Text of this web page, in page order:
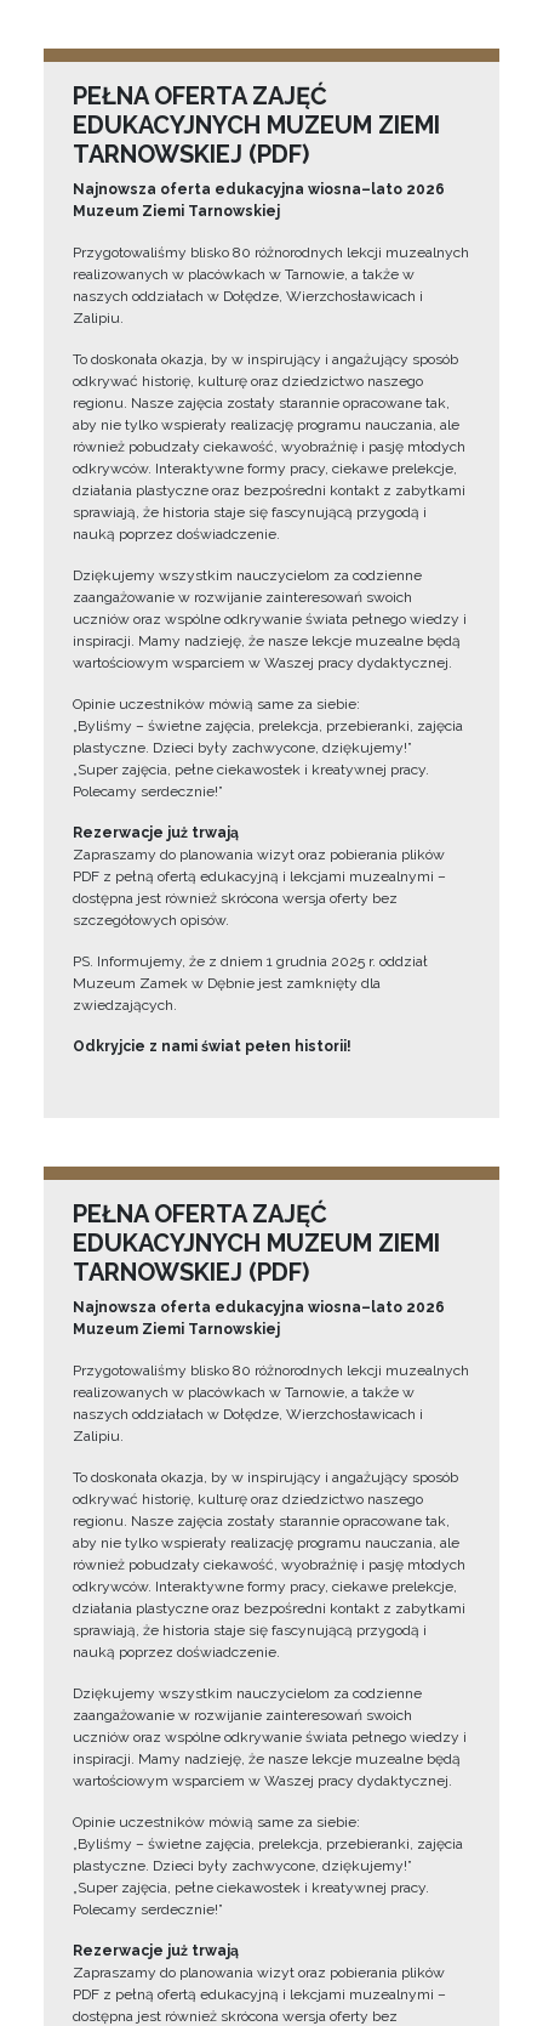
PEŁNA OFERTA ZAJĘĆ
EDUKACYJNYCH MUZEUM ZIEMI
TARNOWSKIEJ (PDF)
Najnowsza oferta edukacyjna wiosna–lato 2026
Muzeum Ziemi Tarnowskiej
Przygotowaliśmy blisko 80 różnorodnych lekcji muzealnych
realizowanych w placówkach w Tarnowie, a także w
naszych oddziałach w Dołędze, Wierzchosławicach i
Zalipiu.
To doskonała okazja, by w inspirujący i angażujący sposób
odkrywać historię, kulturę oraz dziedzictwo naszego
regionu. Nasze zajęcia zostały starannie opracowane tak,
aby nie tylko wspierały realizację programu nauczania, ale
również pobudzały ciekawość, wyobraźnię i pasję młodych
odkrywców. Interaktywne formy pracy, ciekawe prelekcje,
działania plastyczne oraz bezpośredni kontakt z zabytkami
sprawiają, że historia staje się fascynującą przygodą i
nauką poprzez doświadczenie.
Dziękujemy wszystkim nauczycielom za codzienne
zaangażowanie w rozwijanie zainteresowań swoich
uczniów oraz wspólne odkrywanie świata pełnego wiedzy i
inspiracji. Mamy nadzieję, że nasze lekcje muzealne będą
wartościowym wsparciem w Waszej pracy dydaktycznej.
Opinie uczestników mówią same za siebie:
„Byliśmy – świetne zajęcia, prelekcja, przebieranki, zajęcia
plastyczne. Dzieci były zachwycone, dziękujemy!”
„Super zajęcia, pełne ciekawostek i kreatywnej pracy.
Polecamy serdecznie!”
Rezerwacje już trwają
Zapraszamy do planowania wizyt oraz pobierania plików
PDF z pełną ofertą edukacyjną i lekcjami muzealnymi –
dostępna jest również skrócona wersja oferty bez
szczegółowych opisów.
PS. Informujemy, że z dniem 1 grudnia 2025 r. oddział
Muzeum Zamek w Dębnie jest zamknięty dla
zwiedzających.
Odkryjcie z nami świat pełen historii!
PEŁNA OFERTA ZAJĘĆ
EDUKACYJNYCH MUZEUM ZIEMI
TARNOWSKIEJ (PDF)
Najnowsza oferta edukacyjna wiosna–lato 2026
Muzeum Ziemi Tarnowskiej
Przygotowaliśmy blisko 80 różnorodnych lekcji muzealnych
realizowanych w placówkach w Tarnowie, a także w
naszych oddziałach w Dołędze, Wierzchosławicach i
Zalipiu.
To doskonała okazja, by w inspirujący i angażujący sposób
odkrywać historię, kulturę oraz dziedzictwo naszego
regionu. Nasze zajęcia zostały starannie opracowane tak,
aby nie tylko wspierały realizację programu nauczania, ale
również pobudzały ciekawość, wyobraźnię i pasję młodych
odkrywców. Interaktywne formy pracy, ciekawe prelekcje,
działania plastyczne oraz bezpośredni kontakt z zabytkami
sprawiają, że historia staje się fascynującą przygodą i
nauką poprzez doświadczenie.
Dziękujemy wszystkim nauczycielom za codzienne
zaangażowanie w rozwijanie zainteresowań swoich
uczniów oraz wspólne odkrywanie świata pełnego wiedzy i
inspiracji. Mamy nadzieję, że nasze lekcje muzealne będą
wartościowym wsparciem w Waszej pracy dydaktycznej.
Opinie uczestników mówią same za siebie:
„Byliśmy – świetne zajęcia, prelekcja, przebieranki, zajęcia
plastyczne. Dzieci były zachwycone, dziękujemy!”
„Super zajęcia, pełne ciekawostek i kreatywnej pracy.
Polecamy serdecznie!”
Rezerwacje już trwają
Zapraszamy do planowania wizyt oraz pobierania plików
PDF z pełną ofertą edukacyjną i lekcjami muzealnymi –
dostępna jest również skrócona wersja oferty bez